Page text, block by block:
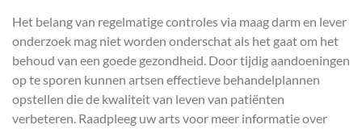
Het belang van regelmatige controles via maag darm en lever
onderzoek mag niet worden onderschat als het gaat om het
behoud van een goede gezondheid. Door tijdig aandoeningen
op te sporen kunnen artsen effectieve behandelplannen
opstellen die de kwaliteit van leven van patiënten
verbeteren. Raadpleeg uw arts voor meer informatie over